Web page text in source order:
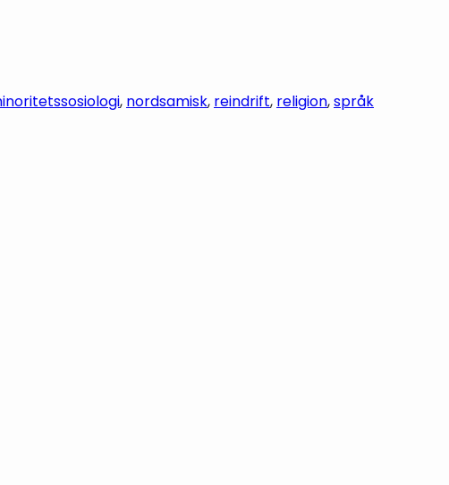
, nordsamisk, reindrift, religion, språk